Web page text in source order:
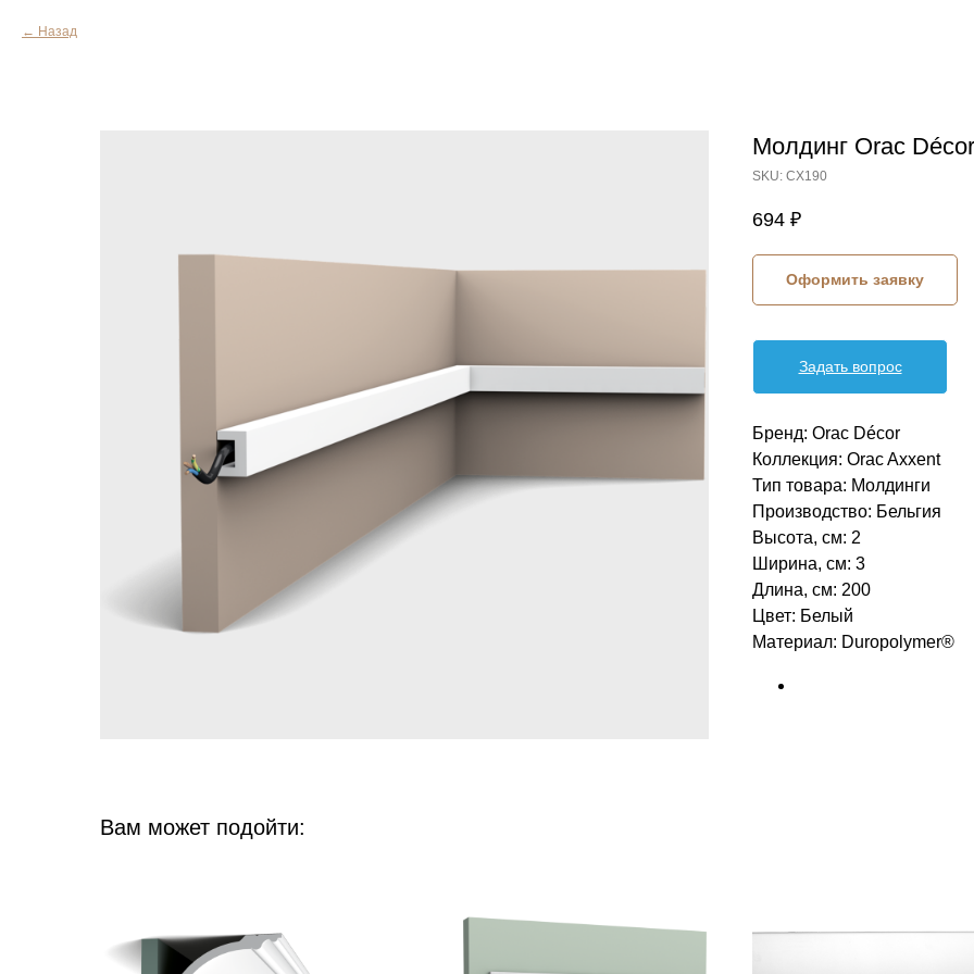
Назад
Молдинг Orac Décor
SKU: CX190
694 ₽
Оформить заявку
Задать вопрос
Бренд: Orac Décor
Коллекция: Orac Axxent
Тип товара: Молдинги
Производство: Бельгия
Высота, см: 2
Ширина, см: 3
Длина, см: 200
Цвет: Белый
Материал: Duropolymer® ‎‎
Вам может подойти: